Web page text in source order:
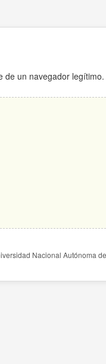
de un navegador legítimo.
Nacional Autónoma